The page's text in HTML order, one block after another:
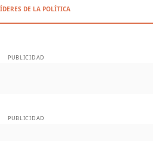
DE LA POLÍTICA
PUBLICIDAD
PUBLICIDAD